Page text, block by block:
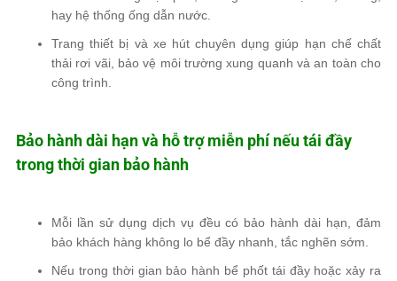
hay hệ thống ống dẫn nước.
Trang thiết bị và xe hút chuyên dụng giúp hạn chế chất
thải rơi vãi, bảo vệ môi trường xung quanh và an toàn cho
công trình.
Bảo hành dài hạn và hỗ trợ miễn phí nếu tái đầy
trong thời gian bảo hành
Mỗi lần sử dụng dịch vụ đều có bảo hành dài hạn, đảm
bảo khách hàng không lo bể đầy nhanh, tắc nghẽn sớm.
Nếu trong thời gian bảo hành bể phốt tái đầy hoặc xảy ra